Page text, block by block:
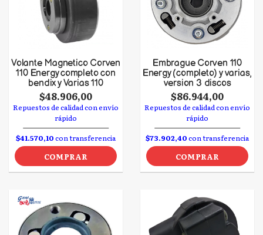
Volante Magnetico Corven
110 Energy completo con
bendix y Varias 110
$48.906,00
Repuestos de calidad con envío
rápido
$41.570,10con transferencia
COMPRAR
Embrague Corven 110
Energy (completo) y varias,
version 3 discos
$86.944,00
Repuestos de calidad con envío
rápido
$73.902,40con transferencia
COMPRAR